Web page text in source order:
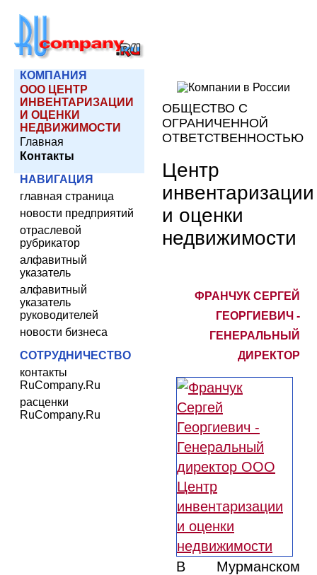
КОМПАНИЯ
ООО ЦЕНТР
ИНВЕНТАРИЗАЦИИ
И ОЦЕНКИ
НЕДВИЖИМОСТИ
Главная
Контакты
НАВИГАЦИЯ
главная страница
новости предприятий
отраслевой
рубрикатор
алфавитный
указатель
алфавитный
указатель
руководителей
новости бизнеса
СОТРУДНИЧЕСТВО
контакты
RuCompany.Ru
расценки
RuCompany.Ru
ОБЩЕСТВО С
ОГРАНИЧЕННОЙ
ОТВЕТСТВЕННОСТЬЮ
Центр
инвентаризации
и оценки
недвижимости
ФРАНЧУК СЕРГЕЙ
ГЕОРГИЕВИЧ -
ГЕНЕРАЛЬНЫЙ
ДИРЕКТОР
В Мурманском